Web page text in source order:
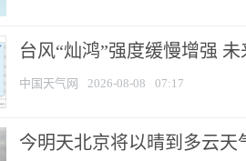
台风“灿鸿”强度缓慢增强
中国天气网 2026-08-08 07:17
今明天北京将以晴到多云